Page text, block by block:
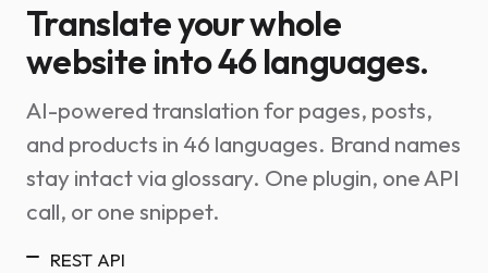
Translate your whole
website into 46 languages.
AI-powered translation for pages, posts,
and products in 46 languages. Brand names
stay intact via glossary. One plugin, one API
call, or one snippet.
REST API